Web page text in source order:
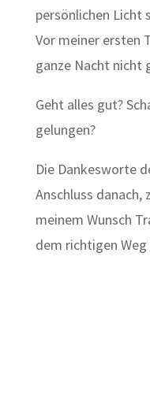
persönlichen Licht
Vor meiner ersten
ganze Nacht nicht
Geht alles gut?
gelungen?
Die Dankesworte
Anschluss
meinem Wunsch
dem richtigen Weg